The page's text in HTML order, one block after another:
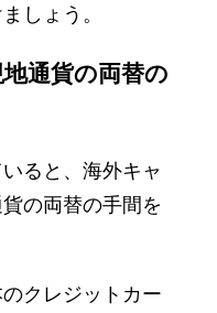
しょう。
通貨の両替の
ると、海外キャ
の両替の手間を
クレジットカー